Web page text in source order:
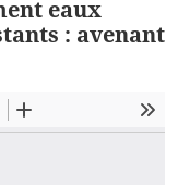
eaux
: avenant